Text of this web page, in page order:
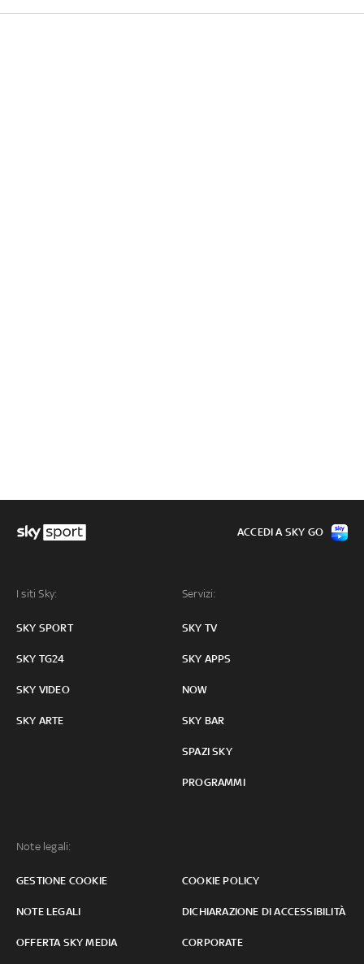
I siti Sky:
SKY SPORT
SKY TG24
SKY VIDEO
SKY ARTE
Servizi:
SKY TV
SKY APPS
NOW
SKY BAR
SPAZI SKY
PROGRAMMI
Note legali:
GESTIONE COOKIE COOKIE POLICY
NOTE LEGALI DICHIARAZIONE DI ACCESSIBILITÀ
OFFERTA SKY MEDIA CORPORATE
ACCEDI A SKY GO